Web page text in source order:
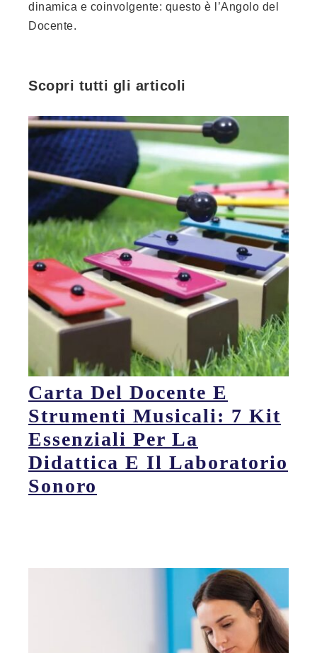
dinamica e coinvolgente: questo è l’Angolo del
Docente.
Carta Del Docente E
Strumenti Musicali: 7 Kit
Essenziali Per La
Didattica E Il Laboratorio
Sonoro